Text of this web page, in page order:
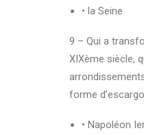
• la Seine
9 – Qui a
XIXème siècle,
forme
• Napoléon